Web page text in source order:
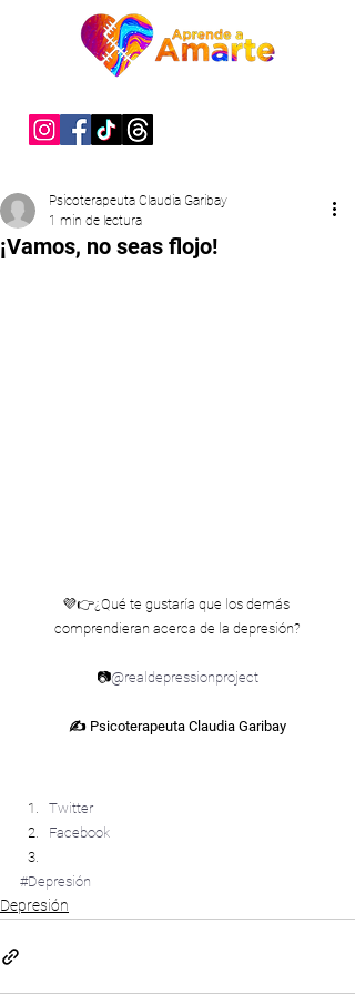
¡Vamos, no seas flojo!
Psicoterapeuta Claudia Garibay
1 min de lectura
💜👉¿Qué te gustaría que los demás
comprendieran acerca de la depresión?
📷@realdepressionproject
✍ Psicoterapeuta Claudia Garibay
Twitter
Facebook
#Depresión
Depresión